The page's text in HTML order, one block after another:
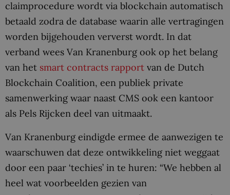
claimprocedure wordt via blockchain automatisch
betaald zodra de database waarin alle vertragingen
worden bijgehouden ververst wordt. In dat
verband wees Van Kranenburg ook op het belang
van het smart contracts rapport van de Dutch
Blockchain Coalition, een publiek private
samenwerking waar naast CMS ook een kantoor
als Pels Rijcken deel van uitmaakt.
Van Kranenburg eindigde ermee de aanwezigen te
waarschuwen dat deze ontwikkeling niet weggaat
door een paar ‘techies’ in te huren: “We hebben al
heel wat voorbeelden gezien van